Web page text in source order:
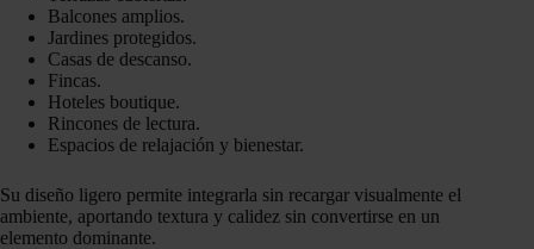
Balcones amplios.
Jardines protegidos.
Casas de descanso.
Fincas.
Hoteles boutique.
Rincones de lectura.
Espacios de relajación y bienestar.
Su diseño ligero permite integrarla sin recargar visualmente el
ambiente, aportando textura y calidez sin convertirse en un
elemento dominante.